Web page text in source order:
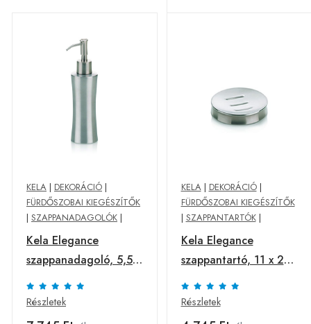
KELA | DEKORÁCIÓ |
FÜRDŐSZOBAI KIEGÉSZÍTŐK
| SZAPPANADAGOLÓK |
Kela Elegance
szappanadagoló, 5,5 x
19,5 cm
Részletek
KELA| DEKORÁCIÓ|
FÜRDŐSZOBAI KIEGÉSZÍTŐK
| SZAPPANTARTÓK|
Kela Elegance
szappantartó, 11 x 2
cm
Részletek